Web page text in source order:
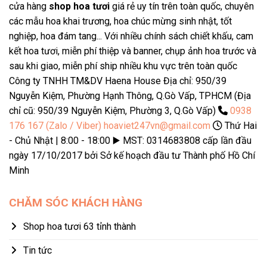
cửa hàng shop hoa tươi giá rẻ uy tín trên toàn quốc, chuyên
các mẫu hoa khai trương, hoa chúc mừng sinh nhật, tốt
nghiệp, hoa đám tang... Với nhiều chính sách chiết khấu, cam
kết hoa tươi, miễn phí thiệp và banner, chụp ảnh hoa trước và
sau khi giao, miễn phí ship nhiều khu vực trên toàn quốc
Công ty TNHH TM&DV Haena House Địa chỉ: 950/39
Nguyễn Kiệm, Phường Hạnh Thông, Q.Gò Vấp, TPHCM (Địa
chỉ cũ: 950/39 Nguyễn Kiệm, Phường 3, Q.Gò Vấp)
0938
176 167 (Zalo / Viber) hoaviet247vn@gmail.com
Thứ Hai
- Chủ Nhật | 8:00 - 18:00 ▶️ MST: 0314683808 cấp lần đầu
ngày 17/10/2017 bởi Sở kế hoạch đầu tư Thành phố Hồ Chí
Minh
CHĂM SÓC KHÁCH HÀNG
Shop hoa tươi 63 tỉnh thành
Tin tức